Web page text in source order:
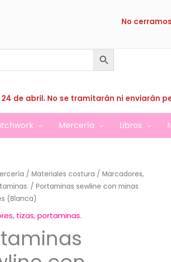
No
de abril. No se tramitarán ni enviarán
Mercería Libros
/ Materiales costura / Marcadores,
/ Portaminas sewline con minas
(Blanca)
tizas, portaminas.